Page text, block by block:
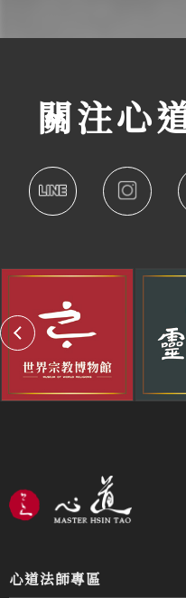
關注心
心道法師專區